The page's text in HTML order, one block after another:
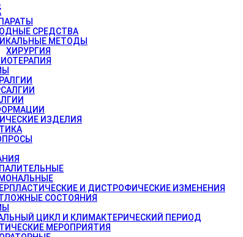
СРЕДСТВА
МЕТОДЫ
ХИРУРГИЯ
ИЗДЕЛИЯ
И ДИСТРОФИЧЕСКИЕ ИЗМЕНЕНИЯ
СОСТОЯНИЯ
ЦИКЛ И КЛИМАКТЕРИЧЕСКИЙ ПЕРИОД
МЕРОПРИЯТИЯ